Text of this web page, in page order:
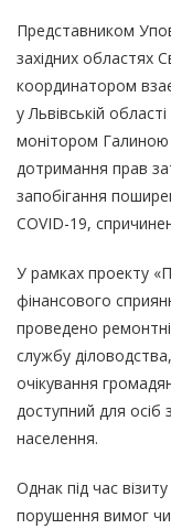
Представником
західних областях
координатором
у Львівській
монітором Галиною
дотримання прав
запобігання
COVID-19,
У рамках проекту
фінансового
проведено
службу
очікування
доступний для осіб
населення.
Однак під час
порушення вимог